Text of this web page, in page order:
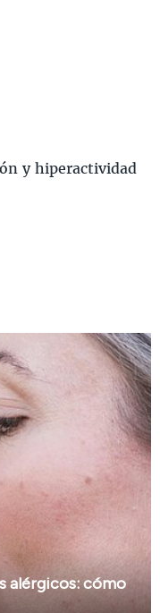
y hiperactividad
alérgicos: cómo